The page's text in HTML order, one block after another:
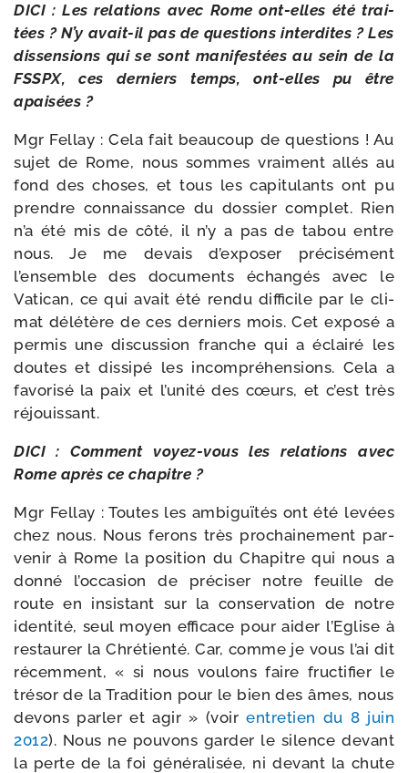
DICI : Les rela­tions avec Rome ont-​elles été trai­
tées ? N’y avait-​il pas de ques­tions inter­dites ? Les
dis­sen­sions qui se sont mani­fes­tées au sein de la
FSSPX, ces der­niers temps, ont-​elles pu être
apaisées ?
Mgr Fellay : Cela fait beau­coup de ques­tions ! Au
sujet de Rome, nous sommes vrai­ment allés au
fond des choses, et tous les capi­tu­lants ont pu
prendre connais­sance du dos­sier com­plet. Rien
n’a été mis de côté, il n’y a pas de tabou entre
nous. Je me devais d’exposer pré­ci­sé­ment
l’ensemble des docu­ments échan­gés avec le
Vatican, ce qui avait été ren­du dif­fi­cile par le cli­
mat délé­tère de ces der­niers mois. Cet expo­sé a
per­mis une dis­cus­sion franche qui a éclai­ré les
doutes et dis­si­pé les incom­pré­hen­sions. Cela a
favo­ri­sé la paix et l’unité des cœurs, et c’est très
réjouissant.
DICI : Comment voyez-​vous les rela­tions avec
Rome après ce chapitre ?
Mgr Fellay : Toutes les ambi­guï­tés ont été levées
chez nous. Nous ferons très pro­chai­ne­ment par­
ve­nir à Rome la posi­tion du Chapitre qui nous a
don­né l’occasion de pré­ci­ser notre feuille de
route en insis­tant sur la conser­va­tion de notre
iden­ti­té, seul moyen effi­cace pour aider l’Eglise à
res­tau­rer la Chrétienté. Car, comme je vous l’ai dit
récem­ment, « si nous vou­lons faire fruc­ti­fier le
tré­sor de la Tradition pour le bien des âmes, nous
devons par­ler et agir » (voir entre­tien du 8 juin
2012). Nous ne pou­vons gar­der le silence devant
la perte de la foi géné­ra­li­sée, ni devant la chute